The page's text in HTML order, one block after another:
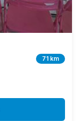
71 km